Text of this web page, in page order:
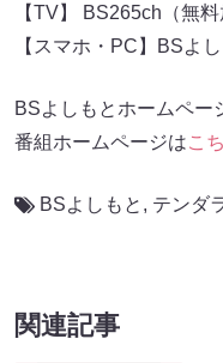
【TV】 BS265ch（無料
【スマホ・PC】BSよ
BSよしもとホームペー
番組ホームページはこ
BSよしもと , テンダ
関連記事